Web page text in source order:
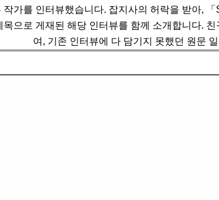
작가를 인터뷰했습니다. 잡지사의 허락을 받아,
목으로 게재된 해당 인터뷰를 함께 소개합니다. 친
여, 기존 인터뷰에 다 담기지 못했던 원문